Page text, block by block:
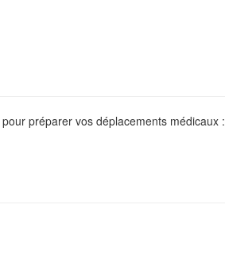
préparer vos déplacements médicaux :